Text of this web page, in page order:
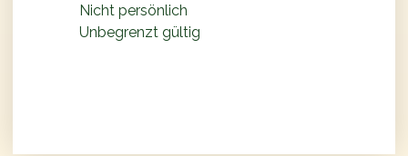
Nicht persönlich
Unbegrenzt gültig